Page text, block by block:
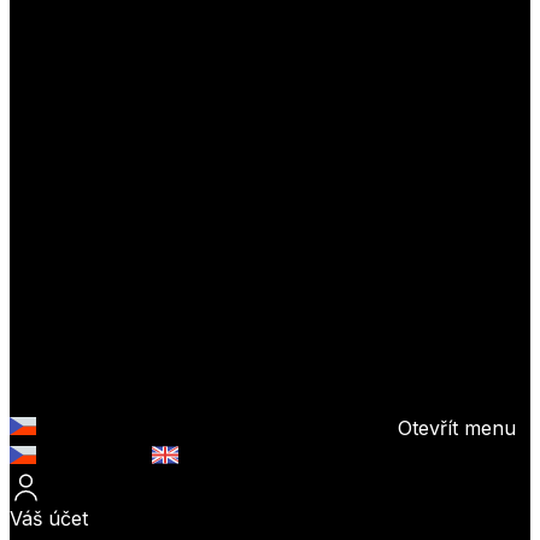
Otevřít menu
Váš účet